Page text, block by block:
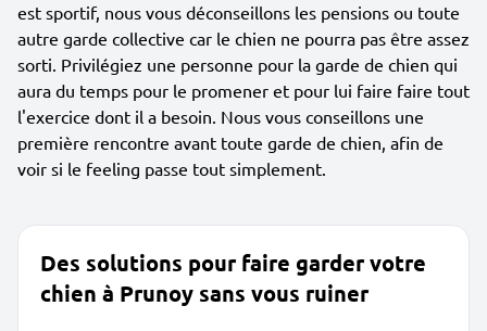
est sportif, nous vous déconseillons les pensions ou toute
autre garde collective car le chien ne pourra pas être assez
sorti. Privilégiez une personne pour la garde de chien qui
aura du temps pour le promener et pour lui faire faire tout
l'exercice dont il a besoin. Nous vous conseillons une
première rencontre avant toute garde de chien, afin de
voir si le feeling passe tout simplement.
Des solutions pour faire garder votre
chien à Prunoy sans vous ruiner